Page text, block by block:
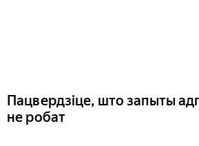
Пацвердзіце, што запыты
не робат